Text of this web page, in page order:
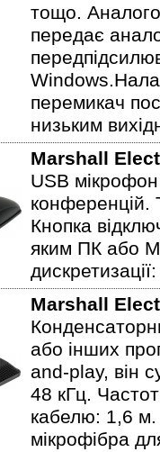
тощо.
передає
перемикач
низьким
Marshall
USB
конференцій.
Кнопка
яким ПК або
Marshall
або інших
and-play, він
48 кГц.
кабелю: 1,6 м.
мікрофібра